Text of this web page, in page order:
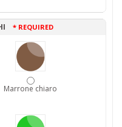
* REQUIRED
Marrone chiaro